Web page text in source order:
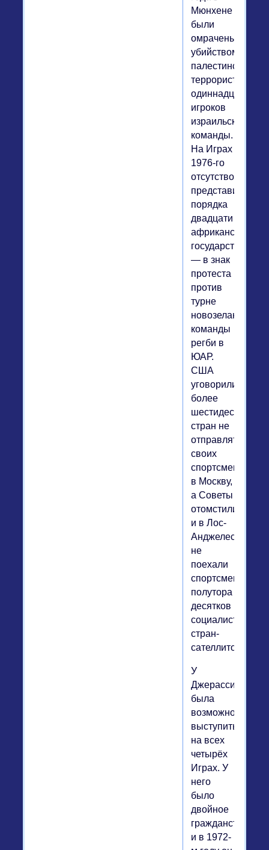
Мюнхене
были
омрачены
убийством
палестинскими
террористами
одиннадцати
игроков
израильской
команды.
На Играх
1976-го
отсутствовали
представители
порядка
двадцати
африканских
государств
— в знак
протеста
против
турне
новозеландской
команды
регби в
ЮАР.
США
уговорили
более
шестидесяти
стран не
отправлять
своих
спортсменов
в Москву,
а Советы
отомстили,
и в Лос-
Анджелес
не
поехали
спортсмены
полутора
десятков
стран-
сателлитов.
У
Джерасси
была
возможность
выступить
на всех
четырёх
Играх. У
него
было
двойное
гражданство,
и в 1972-